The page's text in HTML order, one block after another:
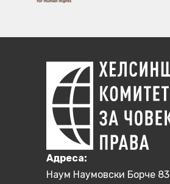
Aдреса:
Наум Наумовски Борче 83